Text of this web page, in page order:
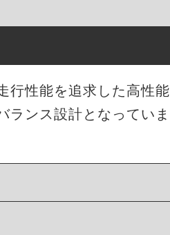
行性能を追求した高性能
ランス設計となっていま